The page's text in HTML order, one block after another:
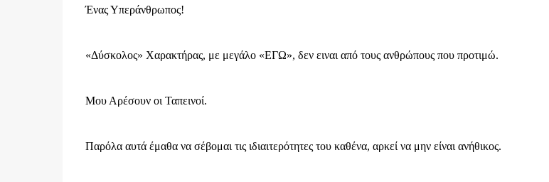
Ένας Υπεράνθρωπος!
«Δύσκολος» Χαρακτήρας, με μεγάλο «ΕΓΩ», δεν ειναι από τους ανθρώπους που προτιμώ.
Μου Αρέσουν οι Ταπεινοί.
Παρόλα αυτά έμαθα να σέβομαι τις ιδιαιτερότητες του καθένα, αρκεί να μην είναι ανήθικος.